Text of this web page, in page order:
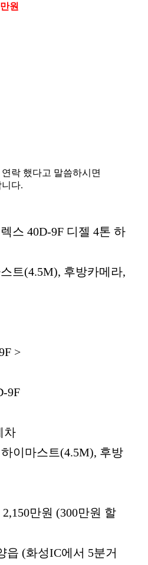
원
락 했다고 말씀하시면
다.
스 40D-9F 디젤 4톤 하
트(4.5M), 후방카메라,
>
9F
차
이마스트(4.5M), 후방
만원 (300만원 할
읍 (화성IC에서 5분거